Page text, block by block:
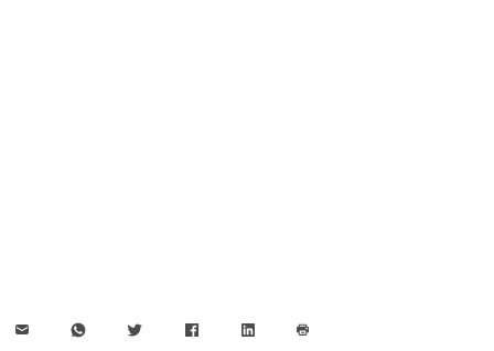
WhatsAppTwitter FacebookLinkedIn